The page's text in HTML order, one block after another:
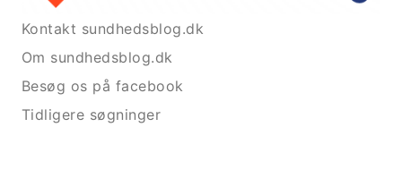
Kontakt sundhedsblog.dk
Om sundhedsblog.dk
Besøg os på facebook
Tidligere søgninger